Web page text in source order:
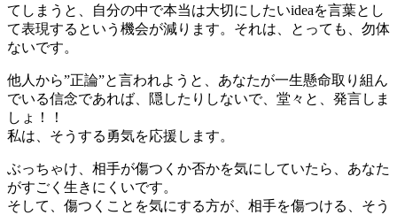
てしまうと、自分の中で本当は大切にしたいideaを言葉とし
て表現するという機会が減ります。それは、とっても、勿体
ないです。
他人から”正論”と言われようと、あなたが一生懸命取り組ん
でいる信念であれば、隠したりしないで、堂々と、発言しま
しょ！！
私は、そうする勇気を応援します。
ぶっちゃけ、相手が傷つくか否かを気にしていたら、あなた
がすごく生きにくいです。
そして、傷つくことを気にする方が、相手を傷つける、そう